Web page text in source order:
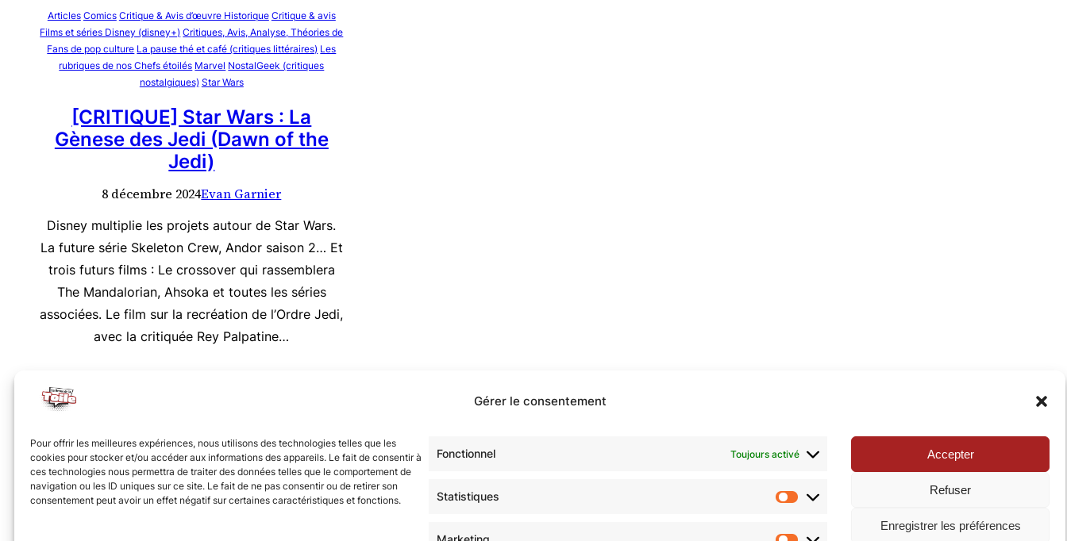
Gérer le consentement
Pour offrir les meilleures expériences, nous utilisons des technologies telles que les
cookies pour stocker et/ou accéder aux informations des appareils. Le fait de consentir à
ces technologies nous permettra de traiter des données telles que le comportement de
navigation ou les ID uniques sur ce site. Le fait de ne pas consentir ou de retirer son
consentement peut avoir un effet négatif sur certaines caractéristiques et fonctions.
Fonctionnel Toujours activé
Statistiques
Accepter
Refuser
Enregistrer les préférences
Articles Comics Critique & Avis d’œuvre Historique Critique & avis
Films et séries Disney (disney+) Critiques, Avis, Analyse, Théories de
Fans de pop culture La pause thé et café (critiques littéraires) Les
rubriques de nos Chefs étoilés Marvel NostalGeek (critiques
nostalgiques) Star Wars
[CRITIQUE] Star Wars : La
Gènese des Jedi (Dawn of the
Jedi)
8 décembre 2024Evan Garnier
Disney multiplie les projets autour de Star Wars.
La future série Skeleton Crew, Andor saison 2… Et
trois futurs films : Le crossover qui rassemblera
The Mandalorian, Ahsoka et toutes les séries
associées. Le film sur la recréation de l’Ordre Jedi,
avec la critiquée Rey Palpatine…
sur tous nos réseaux !